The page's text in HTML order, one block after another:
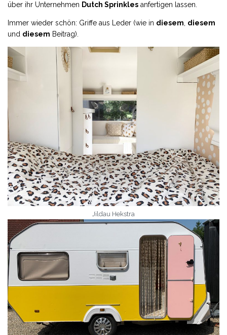
über ihr Unternehmen Dutch Sprinkles anfertigen lassen.
Immer wieder schön: Griffe aus Leder (wie in diesem diesem
und diesem Beitrag).
Jildau Hekstra